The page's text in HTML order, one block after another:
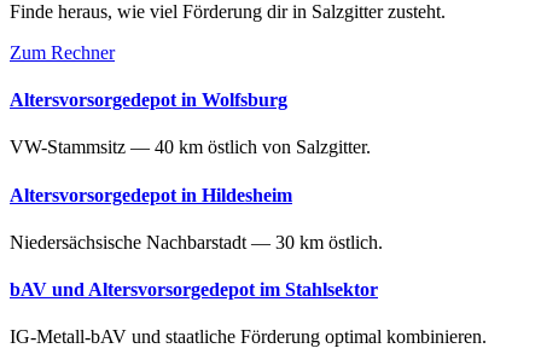
Finde heraus, wie viel Förderung dir in Salzgitter zusteht.
Zum Rechner
Altersvorsorgedepot in Wolfsburg
VW-Stammsitz — 40 km östlich von Salzgitter.
Altersvorsorgedepot in Hildesheim
Niedersächsische Nachbarstadt — 30 km östlich.
bAV und Altersvorsorgedepot im Stahlsektor
IG-Metall-bAV und staatliche Förderung optimal kombinieren.